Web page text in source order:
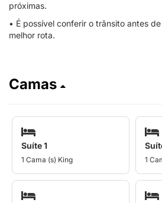
próximas.
• É possível conferir o trânsito antes
melhor rota.
Camas
Suíte 1
1 Cama (s) King 1